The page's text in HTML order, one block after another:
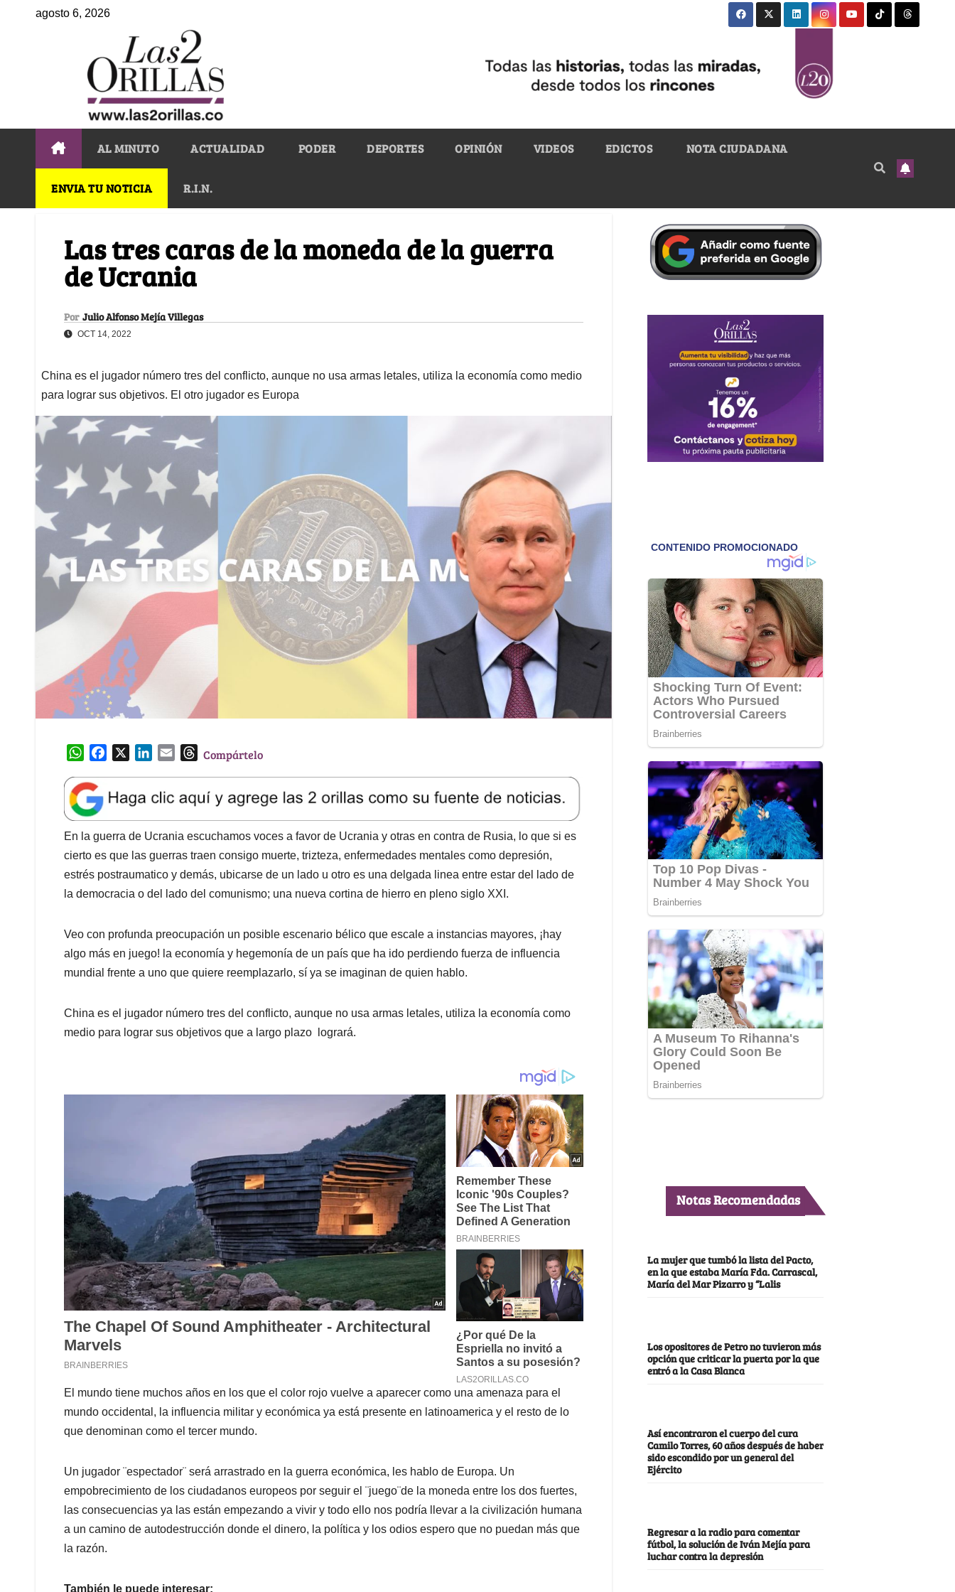
agosto 6, 2026
AL MINUTO ACTUALIDAD PODER DEPORTES OPINIÓN VIDEOS EDICTOS NOTA CIUDADANA
ENVIA TU NOTICIA R.I.N.
Las tres caras de la moneda de la guerra
de Ucrania
Por Julio Alfonso Mejía Villegas
OCT 14, 2022
China es el jugador número tres del conflicto, aunque no usa armas letales, utiliza la economía como medio
para lograr sus objetivos. El otro jugador es Europa
W
a
t
s
A
p
p
e
b
o
o
k
k
e
d
I
n
l
T
e
a
d
s
Compártelo
En la guerra de Ucrania escuchamos voces a favor de Ucrania y otras en contra de Rusia, lo que si es
cierto es que las guerras traen consigo muerte, trizteza, enfermedades mentales como depresión,
estrés postraumatico y demás, ubicarse de un lado u otro es una delgada linea entre estar del lado de
la democracia o del lado del comunismo; una nueva cortina de hierro en pleno siglo XXI.
Veo con profunda preocupación un posible escenario bélico que escale a instancias mayores, ¡hay
algo más en juego! la economía y hegemonía de un país que ha ido perdiendo fuerza de influencia
mundial frente a uno que quiere reemplazarlo, sí ya se imaginan de quien hablo.
China es el jugador número tres del conflicto, aunque no usa armas letales, utiliza la economía como
medio para lograr sus objetivos que a largo plazo logrará.
El mundo tiene muchos años en los que el color rojo vuelve a aparecer como una amenaza para el
mundo occidental, la influencia militar y económica ya está presente en latinoamerica y el resto de lo
que denominan como el tercer mundo.
Un jugador ¨espectador¨ será arrastrado en la guerra económica, les hablo de Europa. Un
empobrecimiento de los ciudadanos europeos por seguir el ¨juego¨de la moneda entre los dos fuertes,
las consecuencias ya las están empezando a vivir y todo ello nos podría llevar a la civilización humana
a un camino de autodestrucción donde el dinero, la política y los odios espero que no puedan más que
la razón.
También le puede interesar:
Notas Recomendadas
La mujer que tumbó la lista del Pacto,
en la que estaba María Fda. Carrascal,
María del Mar Pizarro y “Lalis
Los opositores de Petro no tuvieron más
opción que criticar la puerta por la que
entró a la Casa Blanca
Así encontraron el cuerpo del cura
Camilo Torres, 60 años después de haber
sido escondido por un general del
Ejército
Regresar a la radio para comentar
fútbol, la solución de Iván Mejía para
luchar contra la depresión